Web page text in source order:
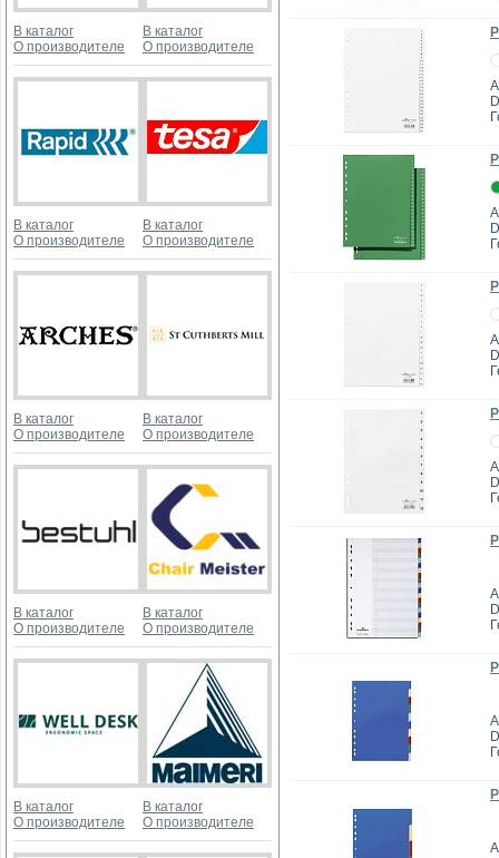
В каталог
О производителе
В каталог
О производителе
В каталог
О производителе
В каталог
О производителе
В каталог
О производителе
В каталог
О производителе
В каталог
О производителе
В каталог
О производителе
В каталог
О производителе
В каталог
О производителе